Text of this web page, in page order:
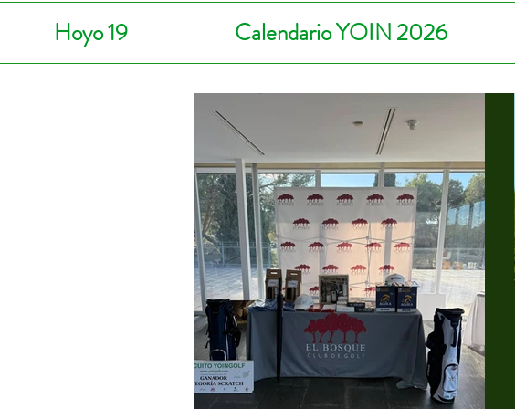
Hoyo 19 Calendario YOIN 2026